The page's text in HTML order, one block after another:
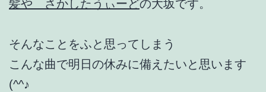
髪や さかしたうぃーどの大坂です。
そんなことをふと思ってしまう
こんな曲で明日の休みに備えたいと思います
(^^♪